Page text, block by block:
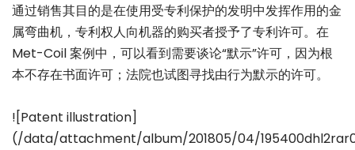
通过销售其目的是在使用受专利保护的发明中发挥作用的金
属弯曲机，专利权人向机器的购买者授予了专利许可。在
Met-Coil 案例中，可以看到需要谈论“默示”许可，因为根
本不存在书面许可；法院也试图寻找由行为默示的许可。
![Patent illustration]
(/data/attachment/album/201805/04/